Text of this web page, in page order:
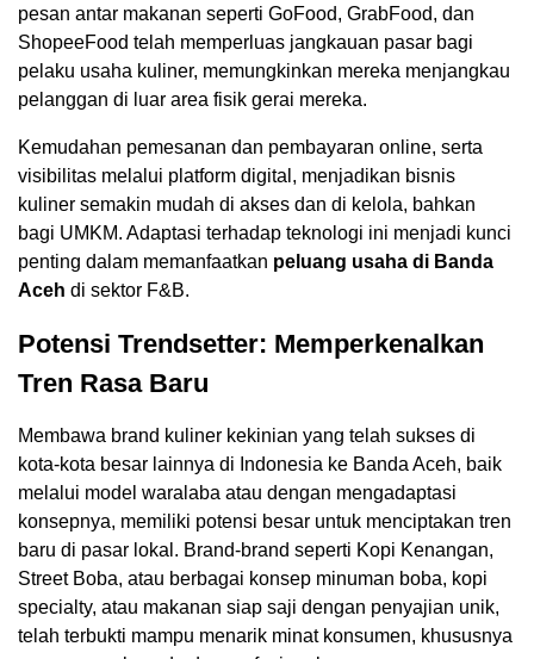
pesan antar makanan seperti GoFood, GrabFood, dan
ShopeeFood telah memperluas jangkauan pasar bagi
pelaku usaha kuliner, memungkinkan mereka menjangkau
pelanggan di luar area fisik gerai mereka.
Kemudahan pemesanan dan pembayaran online, serta
visibilitas melalui platform digital, menjadikan bisnis
kuliner semakin mudah di akses dan di kelola, bahkan
bagi UMKM. Adaptasi terhadap teknologi ini menjadi kunci
penting dalam memanfaatkan peluang usaha di Banda
Aceh di sektor F&B.
Potensi Trendsetter: Memperkenalkan
Tren Rasa Baru
Membawa brand kuliner kekinian yang telah sukses di
kota-kota besar lainnya di Indonesia ke Banda Aceh, baik
melalui model waralaba atau dengan mengadaptasi
konsepnya, memiliki potensi besar untuk menciptakan tren
baru di pasar lokal. Brand-brand seperti Kopi Kenangan,
Street Boba, atau berbagai konsep minuman boba, kopi
specialty, atau makanan siap saji dengan penyajian unik,
telah terbukti mampu menarik minat konsumen, khususnya